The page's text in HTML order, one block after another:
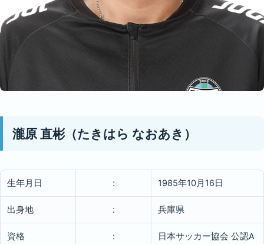
瀧原 直彬（たきはら なおあき）
生年月日 : 1985年10月16日
出身地 : 兵庫県
資格 :
日本サッカー協会 公認A